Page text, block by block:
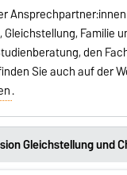
Familie
den
Sie auch auf der
.
Gleichstellung und